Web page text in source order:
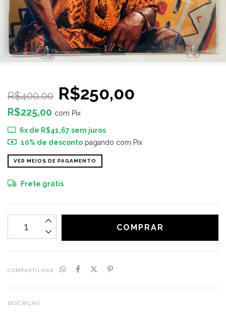
1/2
R$400,00 R$250,00
R$225,00 com Pix
6x de R$41,67sem juros
10% de descontopagando com Pix
VER MEIOS DE PAGAMENTO
Frete grátis
COMPARTILHAR
DESCRIÇÃO